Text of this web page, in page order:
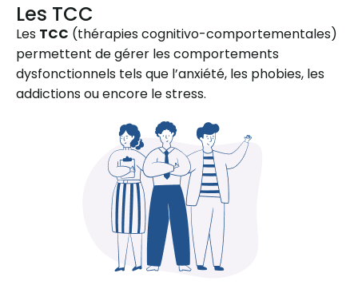
Les TCC
Les TCC (thérapies cognitivo-comportementales)
permettent de gérer les comportements
dysfonctionnels tels que l’anxiété, les phobies, les
addictions ou encore le stress.